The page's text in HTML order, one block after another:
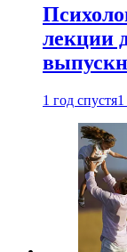
лекции
1 год спустя